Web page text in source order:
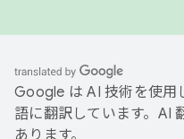
Google は AI 技術を使用
語に翻訳しています。AI
あります。